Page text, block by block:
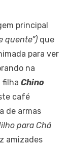
principal
quente”) que
para ver
na
filha Chino
café
de armas
para Chá
amizades